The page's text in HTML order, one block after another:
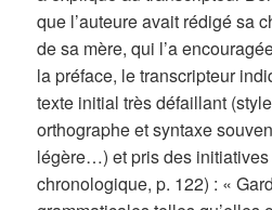
que l’auteure avait rédigé sa
de sa mère, qui l’a
la préface, le transcripteur
texte initial très défaillant
orthographe et syntaxe
légère…) et pris des
chronologique, p. 122) : «